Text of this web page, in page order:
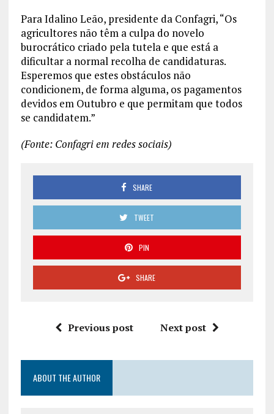
Para Idalino Leão, presidente da Confagri, “Os
agricultores não têm a culpa do novelo
burocrático criado pela tutela e que está a
dificultar a normal recolha de candidaturas.
Esperemos que estes obstáculos não
condicionem, de forma alguma, os pagamentos
devidos em Outubro e que permitam que todos
se candidatem.”
(Fonte: Confagri em redes sociais)
SHARE
TWEET
PIN
SHARE
Previous post Next post
ABOUT THE AUTHOR